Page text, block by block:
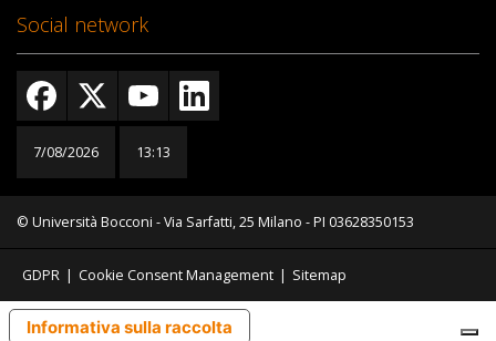
Social network
7/08/2026 13:13
© Università Bocconi - Via Sarfatti, 25 Milano - PI 03628350153
GDPR | Cookie Consent Management | Sitemap
Informativa sulla raccolta